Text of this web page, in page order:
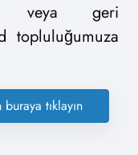
veya geri
topluluğumuza
tıklayın